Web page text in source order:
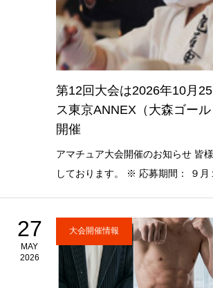
第12回大会は2026年10月
ス東京ANNEX（大森ゴー
開催
アマチュア大会開催のお知らせ 皆
しております。 ※ 応募期間： ９月
27
MAY
2026
大会開催情報